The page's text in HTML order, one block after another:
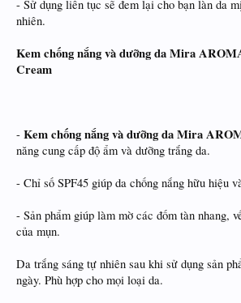
- Sử dụng liên tục sẽ đem lại cho bạn làn da
nhiên.
Kem chống nắng và dưỡng da Mira
Cream
- Kem chống nắng và dưỡng da Mira
năng cung cấp độ ẩm và dưỡng trắng da.
- Chỉ số SPF45 giúp da chống nắng hữu hiệu
- Sản phẩm giúp làm mờ các đốm tàn nhang,
của mụn.
Da trắng sáng tự nhiên sau khi sử dụng sản
ngày. Phù hợp cho mọi loại da.